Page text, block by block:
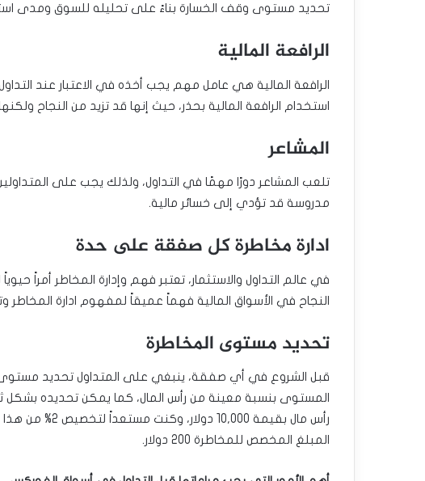
تحديد مستوى وقف الخسارة بناءً على تحليله للسوق ومدى
الرافعة المالية
الرافعة المالية هي عامل مهم يجب أخذه في الاعتبار عند
استخدام الرافعة المالية بحذر، حيث إنها قد تزيد من النجاح
المشاعر
تلعب المشاعر دورًا مهمًا في التداول، ولذلك يجب على
مدروسة قد تؤدي إلى خسائر مالية.
ادارة مخاطرة كل صفقة على حدة
في عالم التداول والاستثمار، تعتبر فهم وإدارة المخاطر أمراً
النجاح في الأسواق المالية فهماً عميقاً لمفهوم ادارة
تحديد مستوى المخاطرة
قبل الشروع في أي صفقة، ينبغي على المتداول تحديد
المستوى بنسبة معينة من رأس المال، كما يمكن تحديده بشكل
رأس مال بقيمة
المبلغ المخصص للمخاطرة 200 دولار.